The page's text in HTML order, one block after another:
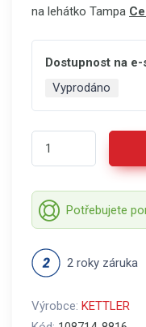
na lehátko Tampa
Dostupnost na e-
Vyprodáno
Potřebujete
2 roky záruka
Výrobce: KETTLER